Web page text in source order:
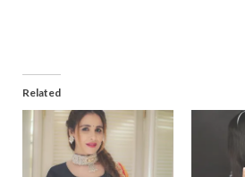
Related